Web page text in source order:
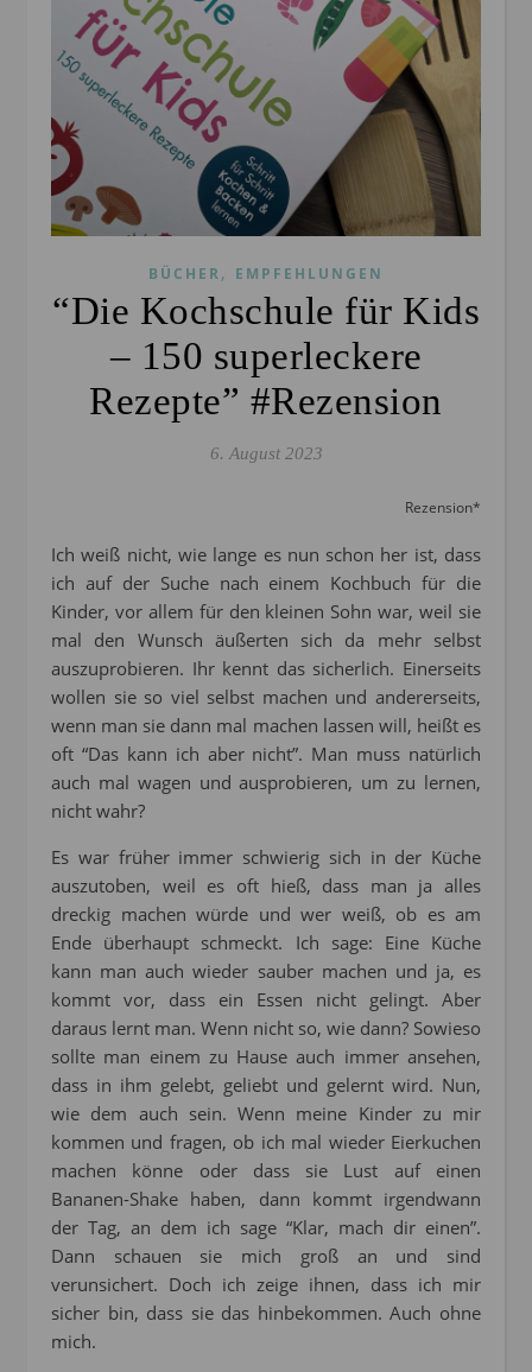
BÜCHER, EMPFEHLUNGEN
“Die Kochschule für Kids
– 150 superleckere
Rezepte” #Rezension
6. August 2023
Rezension*
Ich weiß nicht, wie lange es nun schon her ist, dass
ich auf der Suche nach einem Kochbuch für die
Kinder, vor allem für den kleinen Sohn war, weil sie
mal den Wunsch äußerten sich da mehr selbst
auszuprobieren. Ihr kennt das sicherlich. Einerseits
wollen sie so viel selbst machen und andererseits,
wenn man sie dann mal machen lassen will, heißt es
oft “Das kann ich aber nicht”. Man muss natürlich
auch mal wagen und ausprobieren, um zu lernen,
nicht wahr?
Es war früher immer schwierig sich in der Küche
auszutoben, weil es oft hieß, dass man ja alles
dreckig machen würde und wer weiß, ob es am
Ende überhaupt schmeckt. Ich sage: Eine Küche
kann man auch wieder sauber machen und ja, es
kommt vor, dass ein Essen nicht gelingt. Aber
daraus lernt man. Wenn nicht so, wie dann? Sowieso
sollte man einem zu Hause auch immer ansehen,
dass in ihm gelebt, geliebt und gelernt wird. Nun,
wie dem auch sein. Wenn meine Kinder zu mir
kommen und fragen, ob ich mal wieder Eierkuchen
machen könne oder dass sie Lust auf einen
Bananen-Shake haben, dann kommt irgendwann
der Tag, an dem ich sage “Klar, mach dir einen”.
Dann schauen sie mich groß an und sind
verunsichert. Doch ich zeige ihnen, dass ich mir
sicher bin, dass sie das hinbekommen. Auch ohne
mich.